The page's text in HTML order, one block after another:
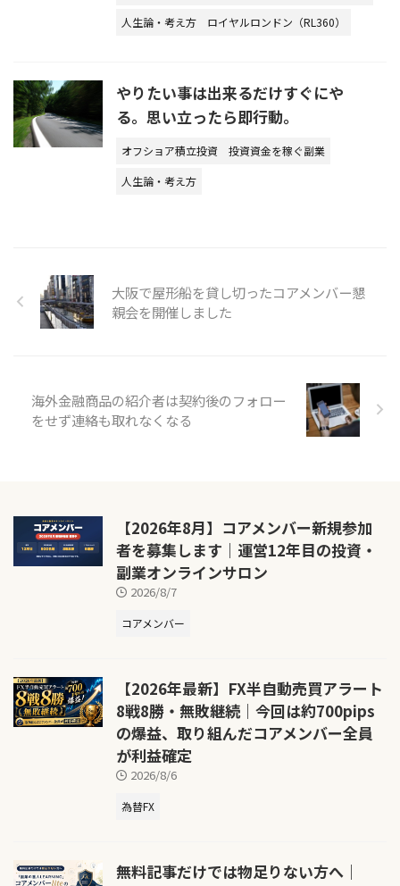
人生論・考え方
ロイヤルロンドン（RL360）
やりたい事は出来るだけすぐにや
る。思い立ったら即行動。
オフショア積立投資
投資資金を稼ぐ副業
人生論・考え方
大阪で屋形船を貸し切ったコアメンバー懇
親会を開催しました
海外金融商品の紹介者は契約後のフォロー
をせず連絡も取れなくなる
【2026年8月】コアメンバー新規参加
者を募集します｜運営12年目の投資・
副業オンラインサロン
2026/8/7
コアメンバー
【2026年最新】FX半自動売買アラート
8戦8勝・無敗継続｜今回は約700pips
の爆益、取り組んだコアメンバー全員
が利益確定
2026/8/6
為替FX
無料記事だけでは物足りない方へ｜